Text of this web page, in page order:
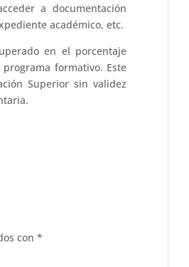
a documentación
académico, etc.
en el porcentaje
formativo. Este
Superior sin validez
con*